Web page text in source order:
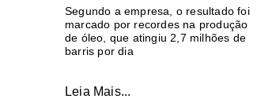
Segundo a empresa, o resultado foi
marcado por recordes na produção
de óleo, que atingiu 2,7 milhões de
barris por dia
Leia Mais...